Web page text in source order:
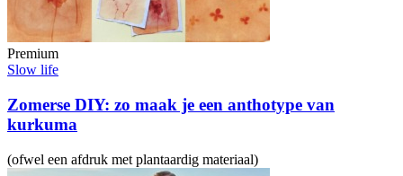
Premium
Slow life
Zomerse DIY: zo maak je een anthotype van
kurkuma
(ofwel een afdruk met plantaardig materiaal)